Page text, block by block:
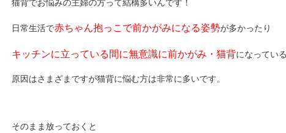
猫背でお悩みの主婦の方って結構多いんです！
日常生活で赤ちゃん抱っこで前かがみになる姿勢が多かったり
キッチンに立っている間に無意識に前かがみ・猫背になってい
原因はさまざまですが猫背に悩む方は非常に多いです。
そのまま放っておくと